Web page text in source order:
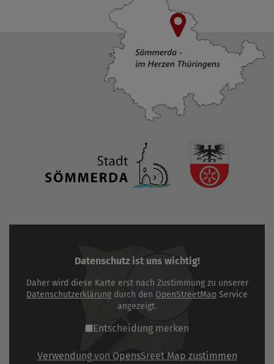
Datenschutz ist uns wichtig!
Daher wird diese Karte erst nach Zustimmung zu unserer
Datenschutzerklärung durch den OpenStreetMap Service
angezeigt.
Entscheidung merken
Verwendung von OpensSreet Map zustimmen